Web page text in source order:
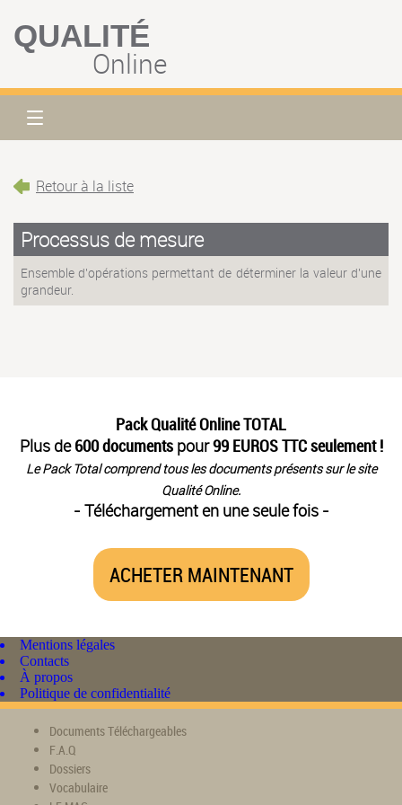
QUALITÉ
Online
Retour à la liste
Processus de mesure
Ensemble d'opérations permettant de déterminer la valeur d'une
grandeur.
Pack Qualité Online TOTAL
Plus de600 documentspour99 EUROS TTC seulement !
Le Pack Total comprend tous les documents présents sur le site
Qualité Online.
- Téléchargement en une seule fois -
ACHETER MAINTENANT
Mentions légales
Contacts
À propos
Politique de confidentialité
Documents Téléchargeables
F.A.Q
Dossiers
Vocabulaire